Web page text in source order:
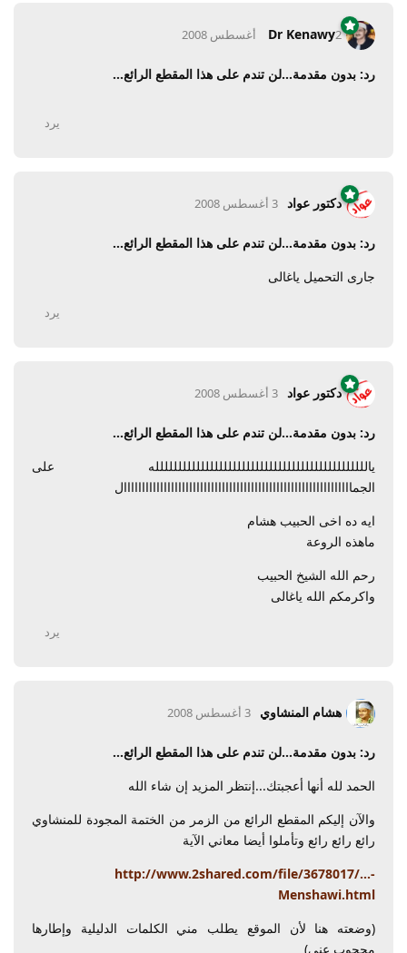
Dr Kenawy2 أغسطس 2008
رد: بدون مقدمة...لن تندم على هذا المقطع الرائع...
يرد
دكتور عواد 3 أغسطس 2008
رد: بدون مقدمة...لن تندم على هذا المقطع الرائع...
جارى التحميل ياغالى
يرد
دكتور عواد 3 أغسطس 2008
رد: بدون مقدمة...لن تندم على هذا المقطع الرائع...
ياللللللللللللللللللللللللللللللللللللللللللللللله على
الجمااااااااااااااااااااااااااااااااااااااااااااااااااااااااااااااال
ايه ده اخى الحبيب هشام
ماهذه الروعة
رحم الله الشيخ الحبيب
واكرمكم الله ياغالى
يرد
هشام المنشاوي 3 أغسطس 2008
رد: بدون مقدمة...لن تندم على هذا المقطع الرائع...
الحمد لله أنها أعجبتك...إنتظر المزيد إن شاء الله
والآن إليكم المقطع الرائع من الزمر من الختمة المجودة للمنشاوي
رائع رائع رائع وتأملوا أيضا معاني الآية
http://www.2shared.com/file/3678017/...-
Menshawi.html
(وضعته هنا لأن الموقع يطلب مني الكلمات الدليلية وإطارها
محجوب عني)